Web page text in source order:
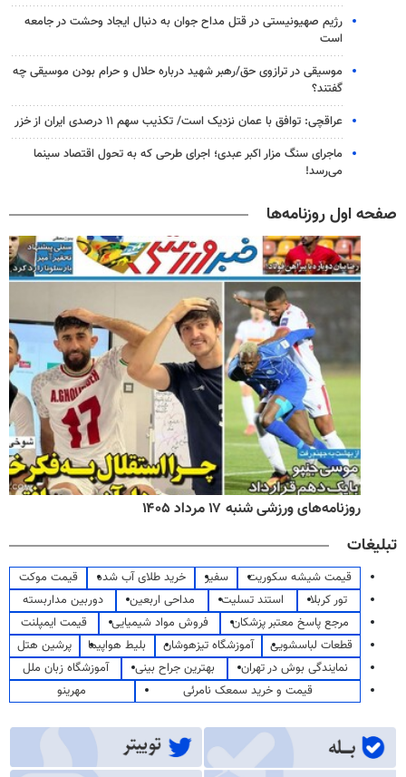
رژیم صهیونیستی در قتل مداح جوان به دنبال ایجاد وحشت در جامعه
است
موسیقی در ترازوی حق/رهبر شهید درباره حلال و حرام بودن موسیقی چه
گفتند؟
عراقچی: توافق با عمان نزدیک است/ تکذیب سهم ۱۱ درصدی ایران از خزر
ماجرای سنگ مزار اکبر عبدی؛ اجرای طرحی که به تحول اقتصاد سینما
می‌رسد!
صفحه اول روزنامه‌ها
روزنامه‌های ورزشی شنبه ۱۷ مرداد ۱۴۰۵
تبلیغات
قیمت شیشه سکوریت سفیر خرید طلای آب شده
قیمت موکت
تور کربلا
استند تسلیت مداحی اربعین
دوربین مداربسته
مرجع پاسخ معتبر پزشکان
فروش مواد شیمیایی
قیمت ایمپلنت
قطعات لباسشویی
آموزشگاه تیزهوشان بلیط هواپیما
پرشین هتل
نمایندگی بوش در تهران
بهترین جراح بینی
آموزشگاه زبان ملل
قیمت و خرید سمعک نامرئی
مهرینو